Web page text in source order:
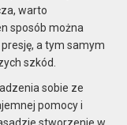
warto
sposób można
a tym samym
szkód.
sobie ze
pomocy i
stworzenie w